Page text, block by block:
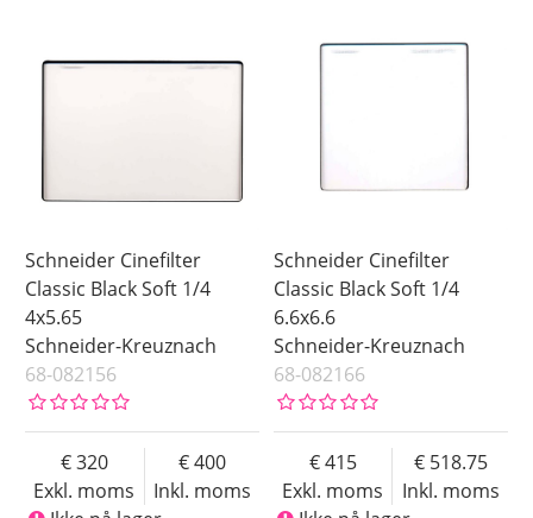
Schneider Cinefilter
Classic Black Soft 1/4
4x5.65
Schneider-Kreuznach
68-082156
Exkl. moms
320
Inkl. moms
400
Schneider Cinefilter
Classic Black Soft 1/4
6.6x6.6
Schneider-Kreuznach
68-082166
Exkl. moms
415
Inkl. moms
518.75